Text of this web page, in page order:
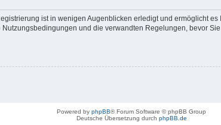
ist in wenigen Augenblicken erledigt und ermöglicht
und die verwandten Regelungen, bevor
Powered by phpBB® Forum Software © phpBB Group
Deutsche Übersetzung durch phpBB.de